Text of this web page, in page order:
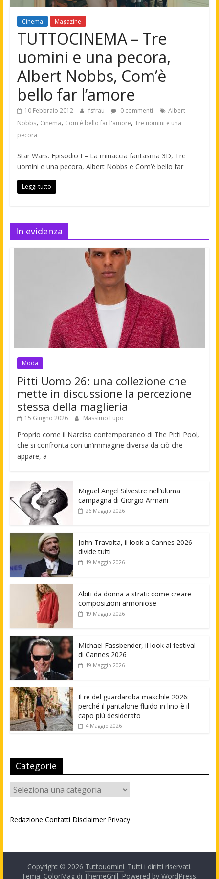
Cinema Magazine
TUTTOCINEMA – Tre
uomini e una pecora,
Albert Nobbs, Com’è
bello far l’amore
10 Febbraio 2012 fsfrau 0 commenti
Albert
Nobbs, Cinema, Com'è bello far l'amore, Tre uomini e una
pecora
Star Wars: Episodio I – La minaccia fantasma 3D, Tre
uomini e una pecora, Albert Nobbs e Com’è bello far
Leggi tutto
In evidenza
Moda
Pitti Uomo 26: una collezione che
mette in discussione la percezione
stessa della maglieria
15 Giugno 2026 Massimo Lupo
Proprio come il Narciso contemporaneo di The Pitti Pool,
che si confronta con un’immagine diversa da ciò che
appare, a
Miguel Angel Silvestre nell’ultima
campagna di Giorgio Armani
26 Maggio 2026
John Travolta, il look a Cannes 2026
divide tutti
19 Maggio 2026
Abiti da donna a strati: come creare
composizioni armoniose
19 Maggio 2026
Michael Fassbender, il look al festival
di Cannes 2026
19 Maggio 2026
Il re del guardaroba maschile 2026:
perché il pantalone fluido in lino è il
capo più desiderato
4 Maggio 2026
Categorie
Categorie
Redazione Contatti Disclaimer Privacy
Copyright © 2026 Tuttouomini. Tutti i diritti riservati.
Tema: ColorMag di ThemeGrill. Powered by WordPress.